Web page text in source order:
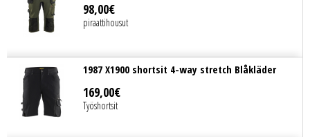
98,00€
piraattihousut
1987 X1900 shortsit 4-way stretch Blåkläder
169,00€
Työshortsit